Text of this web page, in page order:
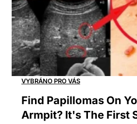
Find Papillomas On
Armpit? It's The First